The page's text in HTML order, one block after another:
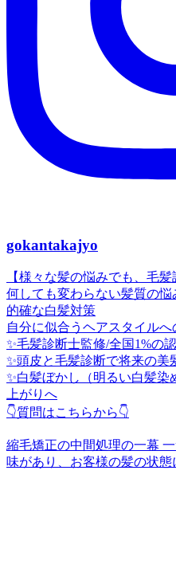
gokantakajyo
【様々な髪の悩みでも、毛髪
何しても変わらない髪質の悩
的確な白髪対策
自分に似合うヘアスタイル
✨毛髪診断士監修/全国1%の
✨頭皮と毛髪診断で将来の美
✨白髪ぼかし（明るい白髪
上がりへ
👇質問はこちらから👇
縮毛矯正の中間処理の一幕
味があり、お客様の髪の状